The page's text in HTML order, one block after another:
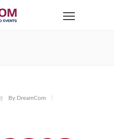
By DreamCom